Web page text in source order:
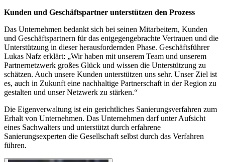
Kunden und Geschäftspartner unterstützen den Prozess
Das Unternehmen bedankt sich bei seinen Mitarbeitern, Kunden
und Geschäftspartnern für das entgegengebrachte Vertrauen und die
Unterstützung in dieser herausfordernden Phase. Geschäftsführer
Lukas Nafz erklärt: „Wir haben mit unserem Team und unserem
Partnernetzwerk großes Glück und wissen die Unterstützung zu
schätzen. Auch unsere Kunden unterstützen uns sehr. Unser Ziel ist
es, auch in Zukunft eine nachhaltige Partnerschaft in der Region zu
gestalten und unser Netzwerk zu stärken.“
Die Eigenverwaltung ist ein gerichtliches Sanierungsverfahren zum
Erhalt von Unternehmen. Das Unternehmen darf unter Aufsicht
eines Sachwalters und unterstützt durch erfahrene
Sanierungsexperten die Gesellschaft selbst durch das Verfahren
führen.